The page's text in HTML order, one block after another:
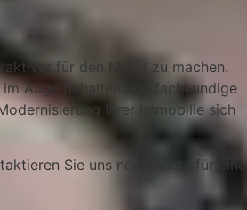
für den Markt zu machen.
Auge behalten und fachkundige
Ihrer Immobilie sich
Sie uns noch heute für eine